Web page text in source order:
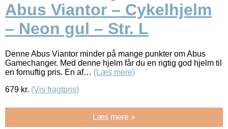
Abus Viantor – Cykelhjelm
– Neon gul – Str. L
Denne Abus Viantor minder på mange punkter om Abus
Gamechanger. Med denne hjelm får du en rigtig god hjelm til
en fornuftig pris. En af… (Læs mere)
679 kr. (Vis fragtpris)
Læs mere »